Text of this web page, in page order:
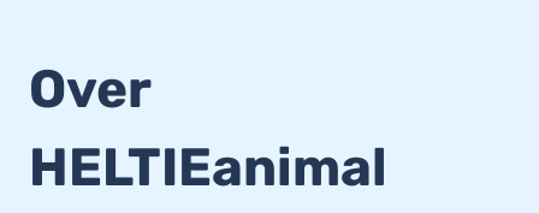
Over
HELTIEanimal